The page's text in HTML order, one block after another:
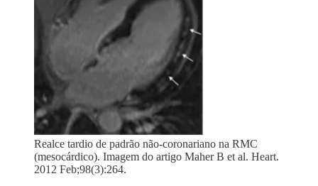
Realce tardio de padrão não-coronariano na RMC
(mesocárdico). Imagem do artigo Maher B et al. Heart.
2012 Feb;98(3):264.